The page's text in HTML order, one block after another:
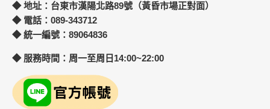
◆ 地址：台東市漢陽北路89號（黃昏市場正對面）
◆ 電話：089-343712
◆ 統一編號：89064836
◆ 服務時間：周一至周日14:00~22:00